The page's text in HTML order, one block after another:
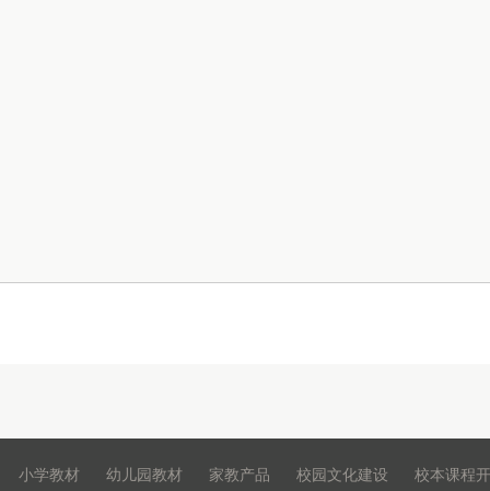
小学教材 幼儿园教材 家教产品 校园文化建设 校本课程